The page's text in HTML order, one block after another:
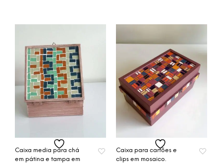
Caixa media para chá
em pátina e tampa em
Caixa para cartões e
clips em mosaico.